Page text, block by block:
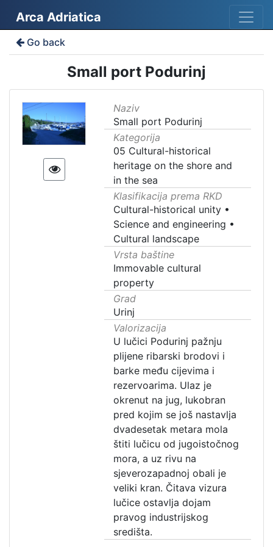
Arca Adriatica
Go back
Small port Podurinj
Naziv
Small port Podurinj
Kategorija
05 Cultural-historical
heritage on the shore and
in the sea
Klasifikacija prema RKD
Cultural-historical unity •
Science and engineering •
Cultural landscape
Vrsta baštine
Immovable cultural
property
Grad
Urinj
Valorizacija
U lučici Podurinj pažnju
plijene ribarski brodovi i
barke među cijevima i
rezervoarima. Ulaz je
okrenut na jug, lukobran
pred kojim se još nastavlja
dvadesetak metara mola
štiti lučicu od jugoistočnog
mora, a uz rivu na
sjeverozapadnoj obali je
veliki kran. Čitava vizura
lučice ostavlja dojam
pravog industrijskog
središta.